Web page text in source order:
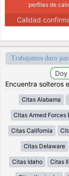
perfiles de
Calidad
Trabajamos duro
Encuentra solteros
Citas Alabama
Citas Armed Forces
Citas California
Citas Delaware
Citas Idaho Citas